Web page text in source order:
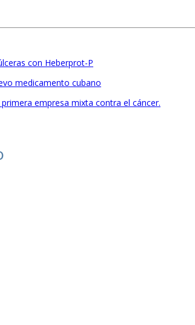
con Heberprot-P
medicamento cubano
primera empresa mixta contra el cáncer.